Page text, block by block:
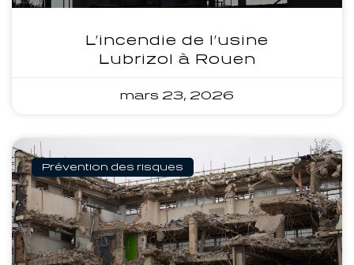
L’incendie de l’usine
Lubrizol à Rouen
mars 23, 2026
Prévention des risques